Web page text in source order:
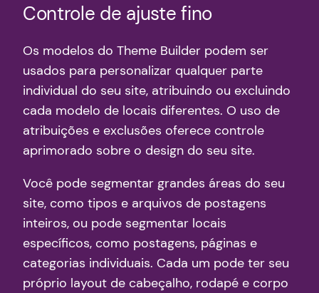
Controle de ajuste fino
Os modelos do Theme Builder podem ser
usados ​​para personalizar qualquer parte
individual do seu site, atribuindo ou excluindo
cada modelo de locais diferentes. O uso de
atribuições e exclusões oferece controle
aprimorado sobre o design do seu site.
Você pode segmentar grandes áreas do seu
site, como tipos e arquivos de postagens
inteiros, ou pode segmentar locais
específicos, como postagens, páginas e
categorias individuais. Cada um pode ter seu
próprio layout de cabeçalho, rodapé e corpo